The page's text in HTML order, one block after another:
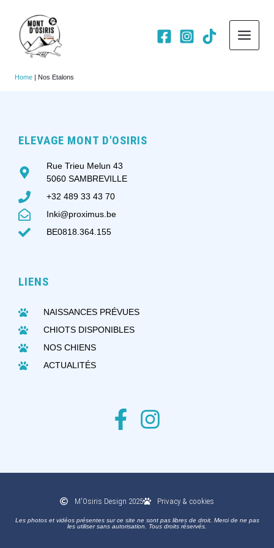
content
MENU
Home | Nos Etalons
LIENS
NAISSANCES PRÉVUES
CHIOTS DISPONIBLES
NOS CHIENS
ACTUALITÉS
ELEVAGE MONT D'OSIRIS
Rue Trieu Melun 43
5060 SAMBREVILLE
+32 489 33 43 70
Inki@proximus.be
BE0818.364.155
M'Osiris Design 2025 Privacy & cookies
Les photos et vidéos présentes sur ce site ne sont pas libres de droit. Merci de ne pas
les utiliser sans autorisation. Tous droits réservés.